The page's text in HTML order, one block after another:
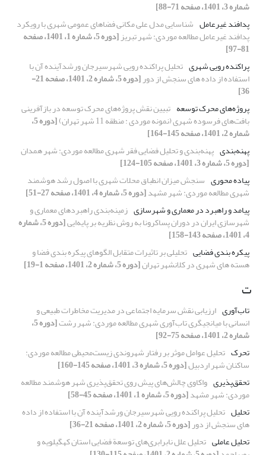
شماره 3، 1401، صفحه 71-88]
پدافند غیرعامل شناسایی مدل علی مکانی فضاهای عمومی شهری با رویکرد
پدافند غیرعامل مطالعه موردی: شهر تبریز [دوره 5، شماره 1، 1401، صفحه
81-97]
پراکنده رویی شهری تحلیل پراکنده رویی شهرسیرجان ورشدآینده آن با
استفاده از داده های سنجش از دور [دوره 5، شماره 2، 1401، صفحه 21-
36]
پروژه‌های محرک توسعه تبیین نقش پروژه‌های محرک توسعه در بازآفرینی
بافت‌های فرسوده شهری (نمونه موردی : منطقه 11 شهر تهران) [دوره 5،
شماره 2، 1401، صفحه 145-164]
پهنه‌بندی پهنه‌بندی و تحلیل فضایی فقر شهری مطالعه موردی: شهر همدان
[دوره 5، شماره 3، 1401، صفحه 105-124]
پیاده محوری سنجش میزان انطباق محلات شهری با اصول رشد هوشمند
شهری مطالعه موردی: شهر مشهد[دوره 5، شماره 4، 1401، صفحه 27-51]
پیامد و راهبرد در معماری و شهرسازی زمینه‌بندی راهبردهای معماری و
شهرسازی ایران در دوران پساکرونا به روش نظریه بر پایه‌ایی [دوره 5، شماره
4، 1401، صفحه 143-158]
پیکره بندی فضایی تحلیلی بر تاثیرات متقابل الگوهای پیکره بندی فضا و
هسته های شهری در کلانشهر تهران[دوره 5، شماره 2، 1401، صفحه 1-19]
ت
تاب‌آوری ارزیابی نقش سرمایه اجتماعی در مدیریت مخاطرات طبیعی و
انسانی با میانجیگری تاب‌آوری شهری مطالعه موردی: شهر رشت [دوره 5،
شماره 2، 1401، صفحه 75-92]
تحرک تحلیل عوامل موثر بر رفتار شهروندی زیست‌محیطی مطالعه موردی:
ساکنان شهر اردبیل[دوره 5، شماره 3، 1401، صفحه 145-160]
تحقق‌پذیری واکاوی چالش‌های پیش روی تحقق‌پذیری شهر هوشمند مطالعه
موردی: شهر مشهد[دوره 5، شماره 1، 1401، صفحه 45-58]
تحلیل تحلیل پراکنده رویی شهرسیرجان ورشدآینده آن با استفاده از داده
های سنجش از دور[دوره 5، شماره 2، 1401، صفحه 21-36]
تحلیل عاملی تحلیل علل نابرابری‌های توسعة فضایی استان کهگیلویه و